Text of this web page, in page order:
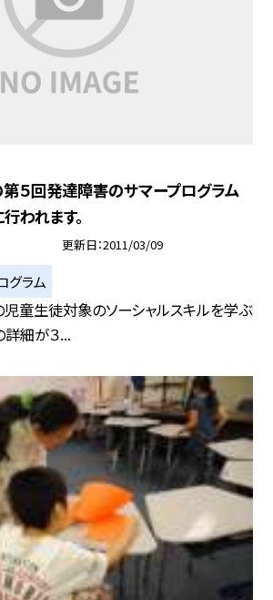
５回発達障害のサマープログラム
われます。
更新日 2011/03/09
グラム
児童生徒対象のソーシャルスキルを学ぶ
詳細が３...